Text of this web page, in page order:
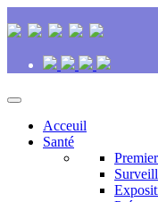
Acceuil
Santé